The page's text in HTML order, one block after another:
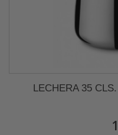
LECHERA 35